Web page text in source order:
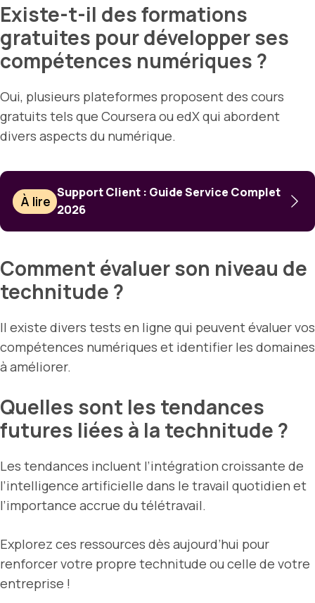
Existe-t-il des formations
gratuites pour développer ses
compétences numériques ?
Oui, plusieurs plateformes proposent des cours
gratuits tels que Coursera ou edX qui abordent
divers aspects du numérique.
À lire
Support Client : Guide Service Complet
2026
Comment évaluer son niveau de
technitude ?
Il existe divers tests en ligne qui peuvent évaluer vos
compétences numériques et identifier les domaines
à améliorer.
Quelles sont les tendances
futures liées à la technitude ?
Les tendances incluent l’intégration croissante de
l’intelligence artificielle dans le travail quotidien et
l’importance accrue du télétravail.
Explorez ces ressources dès aujourd’hui pour
renforcer votre propre technitude ou celle de votre
entreprise !